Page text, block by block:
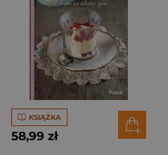
KSIĄŻKA
58,99 zł